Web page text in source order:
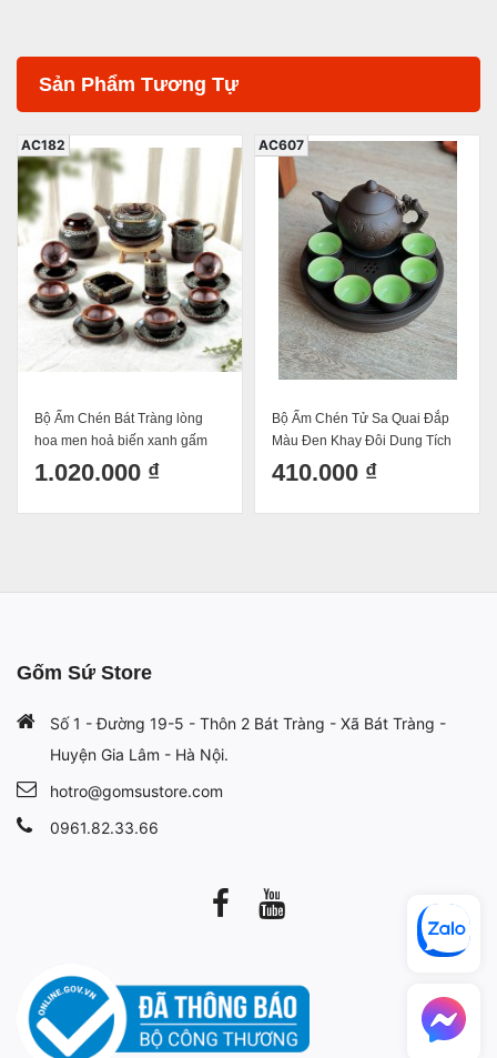
Sản Phẩm Tương Tự
Bộ Ấm Chén Bát Tràng lòng
hoa men hoả biến xanh gấm
Bát Tràng dáng Nhật Dung Tích
550ml
1.020.000 ₫
AC182
Bộ Ấm Chén Tử Sa Quai Đắp
Màu Đen Khay Đôi Dung Tích
400ml
410.000 ₫
AC607
Gốm Sứ Store
Số 1 - Đường 19-5 - Thôn 2 Bát Tràng - Xã Bát Tràng -
Huyện Gia Lâm - Hà Nội.
hotro@gomsustore.com
0961.82.33.66